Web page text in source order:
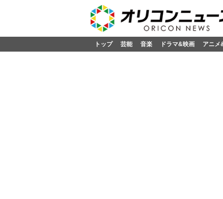
トップ 芸能 音楽 ドラマ&映画 アニメ